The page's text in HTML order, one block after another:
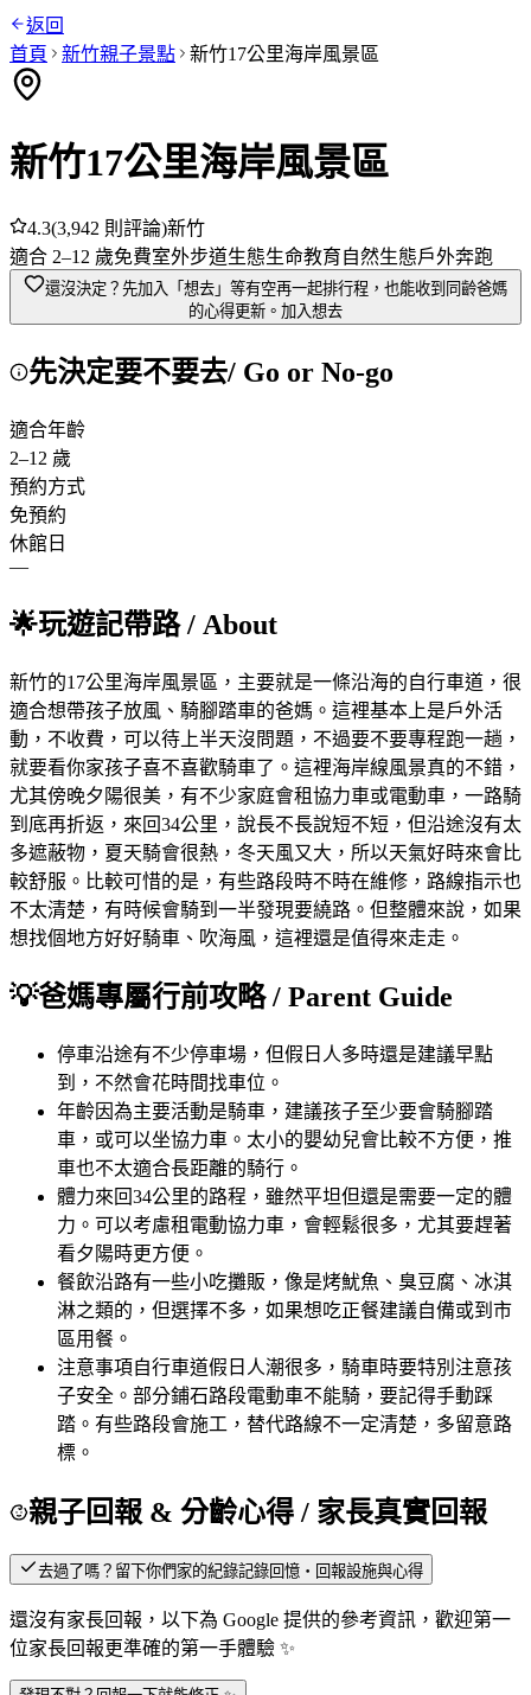
返回
首頁
新竹親子景點 新竹17公里海岸風景區
新竹17公里海岸風景區
4.3(3,942 則評論)新竹
適合 2–12 歲免費室外步道生態生命教育自然生態戶外奔跑
還沒決定？先加入「想去」 等有空再一起排行程，也能收到同齡爸媽
的心得更新。 加入想去
先決定要不要去/ Go or No-go
適合年齡
2–12 歲
預約方式
免預約
休館日
—
🌟玩遊記帶路/ About
新竹的17公里海岸風景區，主要就是一條沿海的自行車道，很
適合想帶孩子放風、騎腳踏車的爸媽。這裡基本上是戶外活
動，不收費，可以待上半天沒問題，不過要不要專程跑一趟，
就要看你家孩子喜不喜歡騎車了。這裡海岸線風景真的不錯，
尤其傍晚夕陽很美，有不少家庭會租協力車或電動車，一路騎
到底再折返，來回34公里，說長不長說短不短，但沿途沒有太
多遮蔽物，夏天騎會很熱，冬天風又大，所以天氣好時來會比
較舒服。比較可惜的是，有些路段時不時在維修，路線指示也
不太清楚，有時候會騎到一半發現要繞路。但整體來說，如果
想找個地方好好騎車、吹海風，這裡還是值得來走走。
💡爸媽專屬行前攻略 / Parent Guide
停車沿途有不少停車場，但假日人多時還是建議早點
到，不然會花時間找車位。
年齡因為主要活動是騎車，建議孩子至少要會騎腳踏
車，或可以坐協力車。太小的嬰幼兒會比較不方便，推
車也不太適合長距離的騎行。
體力來回34公里的路程，雖然平坦但還是需要一定的體
力。可以考慮租電動協力車，會輕鬆很多，尤其要趕著
看夕陽時更方便。
餐飲沿路有一些小吃攤販，像是烤魷魚、臭豆腐、冰淇
淋之類的，但選擇不多，如果想吃正餐建議自備或到市
區用餐。
注意事項自行車道假日人潮很多，騎車時要特別注意孩
子安全。部分鋪石路段電動車不能騎，要記得手動踩
踏。有些路段會施工，替代路線不一定清楚，多留意路
標。
親子回報 & 分齡心得 / 家長真實回報
去過了嗎？留下你們家的紀錄記錄回憶・回報設施與心得
還沒有家長回報，以下為 Google 提供的參考資訊，歡迎第一
位家長回報更準確的第一手體驗 ✨